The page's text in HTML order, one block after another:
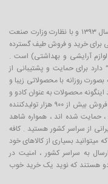
کافه کادو به عنوان پلتفرم آنلاین فروش محصولات از سال ۱۳۹۳ و با نظارت وزارت صنعت
برای خرید و فروش طیف گسترده
لوازم آرایشی و بهداشتی) است .
برای حمایت و پشتیبانی از
روزانه با محصولاتی زیبا و
اینگونه محصولات به عنوان کادو و
هدیه برای عزیزان است . از آنجا که کافه کادو ، بازوی فروش بیش از ۹۰۰ هزار تولیدکننده
حمایت شده اند ، همواره شاهد
از سراسر کشور هستید . کافه
میتوانید بسیاری از کالاهای خود
به سراسر کشور ، امنیت در
هستند که نوید یک خرید خوب